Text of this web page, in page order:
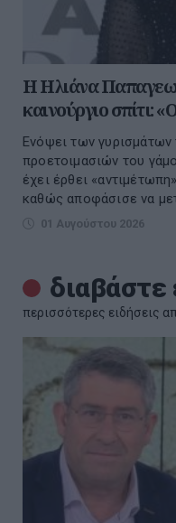
Η Ηλιάνα
καινούργιο σπίτι:
Ενόψει των
προετοιμασιών του
έχει έρθει
καθώς αποφάσισε να
01 Αυγούστου 2026
διαβάστε
περισσότερες ειδήσεις